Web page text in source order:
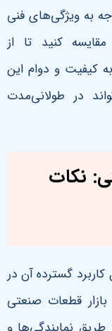
به ویژگی‌های فنی
کنید تا از
کیفیت و دوام این
در طولانی‌مدت
نکات
کاربرد گسترده آن در
قطعات صنعتی